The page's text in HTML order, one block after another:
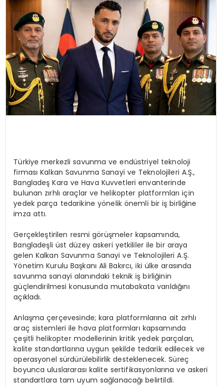
Türkiye merkezli savunma ve endüstriyel teknoloji
firması Kalkan Savunma Sanayi ve Teknolojileri A.Ş.,
Bangladeş Kara ve Hava Kuvvetleri envanterinde
bulunan zırhlı araçlar ve helikopter platformları için
yedek parça tedarikine yönelik önemli bir iş birliğine
imza attı.
Gerçekleştirilen resmi görüşmeler kapsamında,
Bangladeşli üst düzey askeri yetkililer ile bir araya
gelen Kalkan Savunma Sanayi ve Teknolojileri A.Ş.
Yönetim Kurulu Başkanı Ali Bakırcı, iki ülke arasında
savunma sanayi alanındaki teknik iş birliğinin
güçlendirilmesi konusunda mutabakata varıldığını
açıkladı.
Anlaşma çerçevesinde; kara platformlarına ait zırhlı
araç sistemleri ile hava platformları kapsamında
çeşitli helikopter modellerinin kritik yedek parçaları,
kalite standartlarına uygun şekilde tedarik edilecek ve
operasyonel sürdürülebilirlik desteklenecek. Süreç
boyunca uluslararası kalite sertifikasyonlarına ve askeri
standartlara tam uyum sağlanacağı belirtildi.